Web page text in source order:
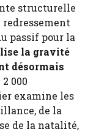
structurelle
redressement
passif pour la
la gravité
désormais
000
examine les
de la
de la natalité,